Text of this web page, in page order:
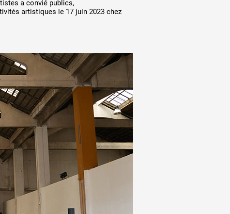
ANNÉE
a convié publics,
artistiques le 17 juin 2023 chez